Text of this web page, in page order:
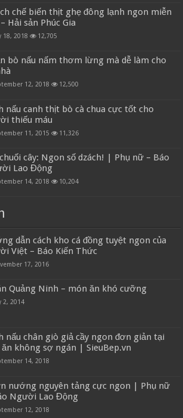
chế biến thịt ghẹ đông lạnh ngon miễn
Hải sản Phúc Gia
18, 2018 12,705
bò nấu nấm thơm lừng mà dễ làm cho
12, 2018 12,500
nấu canh thịt bò cà chua cực tốt cho
thiếu máu
11, 2015 11,326
cây: Ngon số dzách! | Phụ nữ – Báo
Lao Động
14, 2018 10,204
dẫn cách kho cá đồng tuyệt ngon của
Việt – Báo Kiến Thức
17, 2016
Quảng Ninh – món ăn khó cưỡng
2, 2014
nấu chân giò giả cầy ngon đơn giản tại
ăn không sợ ngán | SieuBep.vn
14, 2018
nướng nguyên tảng cực ngon | Phụ nữ
Người Lao Động
12, 2018